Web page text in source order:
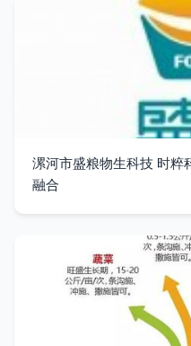
漯河市盛粮物生科技 时粹
融合